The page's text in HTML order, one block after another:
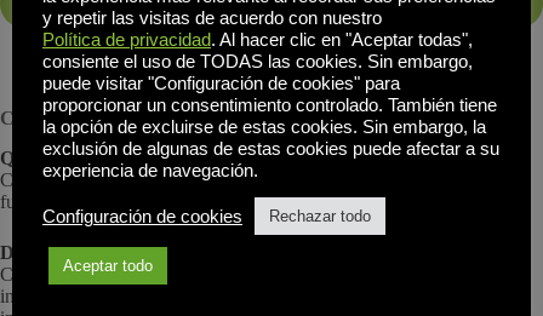
Citrix
Qué ofrece
Citrix es un nombre bien conocido en el software VDI, que ofrece
funciones sólidas e integración para grandes empresas.
Desafíos
Citrix suele conllevar una curva de aprendizaje pronunciada y una
infraestructura compleja. Al igual que VMware, muchos usuarios
y repetir las visitas de acuerdo con nuestro
Política de privacidad. Al hacer clic en "Aceptar todas",
consiente el uso de TODAS las cookies. Sin embargo,
puede visitar "Configuración de cookies" para
proporcionar un consentimiento controlado. También tiene
la opción de excluirse de estas cookies. Sin embargo, la
exclusión de algunas de estas cookies puede afectar a su
experiencia de navegación.
Configuración de cookies Rechazar todo
Aceptar todo